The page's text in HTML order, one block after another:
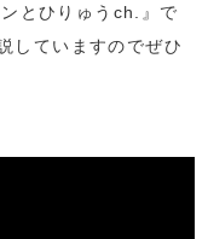
とひりゅうch.』で
していますのでぜひ